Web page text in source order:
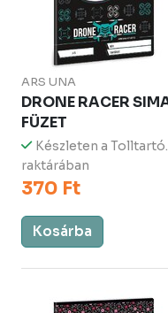
ARS UNA
DRONE RACER
FÜZET
Készleten a
raktárában
370 Ft
Kosárba